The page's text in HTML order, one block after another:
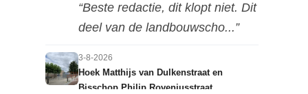
“Beste redactie, dit klopt niet. Dit
deel van de landbouwscho...”
3-8-2026
Hoek Matthijs van Dulkenstraat en
Bisschop Philip Roveniusstraat